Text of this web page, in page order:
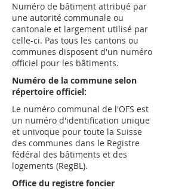
Numéro de bâtiment attribué par
une autorité communale ou
cantonale et largement utilisé par
celle-ci. Pas tous les cantons ou
communes disposent d'un numéro
officiel pour les bâtiments.
Numéro de la commune selon
répertoire officiel:
Le numéro communal de l'OFS est
un numéro d'identification unique
et univoque pour toute la Suisse
des communes dans le Registre
fédéral des bâtiments et des
logements (RegBL).
Office du registre foncier